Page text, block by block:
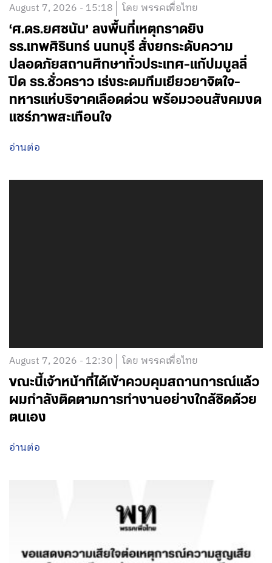
August 7, 2026 - 15:18 โดย พรรคเพื่อไทย
‘ศ.ดร.ยศชนัน’ ลงพื้นที่เหตุกราดยิง
รร.เทพศิรินทร์ นนทบุรี สั่งยกระดับความ
ปลอดภัยสถานศึกษาทั่วประเทศ-แก้ปมบูลลี่
ปิด รร.ชั่วคราว เร่งระดมทีมเยียวยาจิตใจ-
ทหารแห่บริจาคเลือดด่วน พร้อมวอนสังคมงด
แชร์ภาพสะเทือนใจ
อ่านต่อ
August 7, 2026 - 12:30 โดย พรรคเพื่อไทย
ขณะนี้เจ้าหน้าที่ได้เข้าควบคุมสถานการณ์แล้ว
ผมกำลังติดตามการทำงานอย่างใกล้ชิดด้วย
ตนเอง
อ่านต่อ